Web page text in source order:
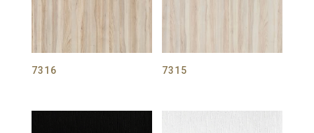
7316 7315